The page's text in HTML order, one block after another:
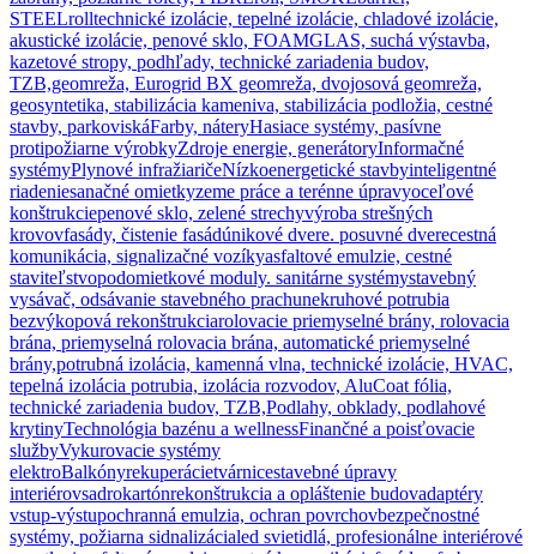
STEELrolltechnické izolácie, tepelné izolácie, chladové izolácie,
akustické izolácie, penové sklo, FOAMGLAS, suchá výstavba,
kazetové stropy, podhľady, technické zariadenia budov,
TZB,geomreža, Eurogrid BX geomreža, dvojosová geomreža,
geosyntetika, stabilizácia kameniva, stabilizácia podložia, cestné
stavby, parkoviskáFarby, náteryHasiace systémy, pasívne
protipožiarne výrobkyZdroje energie, generátoryInformačné
systémyPlynové infražiaričeNízkoenergetické stavbyinteligentné
riadeniesanačné omietkyzeme práce a terénne úpravyoceľové
konštrukciepenové sklo, zelené strechyvýroba strešných
krovovfasády, čistenie fasádúnikové dvere. posuvné dverecestná
komunikácia, signalizačné vozíkyasfaltové emulzie, cestné
staviteľstvopodomietkové moduly. sanitárne systémystavebný
vysávač, odsávanie stavebného prachunekruhové potrubia
bezvýkopová rekonštrukciarolovacie priemyselné brány, rolovacia
brána, priemyselná rolovacia brána, automatické priemyselné
brány,potrubná izolácia, kamenná vlna, technické izolácie, HVAC,
tepelná izolácia potrubia, izolácia rozvodov, AluCoat fólia,
technické zariadenia budov, TZB,Podlahy, obklady, podlahové
krytinyTechnológia bazénu a wellnessFinančné a poisťovacie
službyVykurovacie systémy
elektroBalkónyrekuperácietvárnicestavebné úpravy
interiérovsadrokartónrekonštrukcia a opláštenie budovadaptéry
vstup-výstupochranná emulzia, ochran povrchovbezpečnostné
systémy, požiarna sidnalizácialed svietidlá, profesionálne interiérové